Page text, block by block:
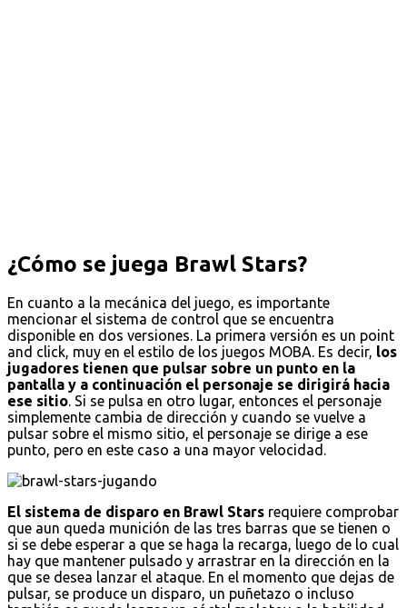
¿Cómo se juega Brawl Stars?
En cuanto a la mecánica del juego, es importante
mencionar el sistema de control que se encuentra
disponible en dos versiones. La primera versión es un point
and click, muy en el estilo de los juegos MOBA. Es decir, los
jugadores tienen que pulsar sobre un punto en la
pantalla y a continuación el personaje se dirigirá hacia
ese sitio. Si se pulsa en otro lugar, entonces el personaje
simplemente cambia de dirección y cuando se vuelve a
pulsar sobre el mismo sitio, el personaje se dirige a ese
punto, pero en este caso a una mayor velocidad.
El sistema de disparo en Brawl Stars requiere comprobar
que aun queda munición de las tres barras que se tienen o
si se debe esperar a que se haga la recarga, luego de lo cual
hay que mantener pulsado y arrastrar en la dirección en la
que se desea lanzar el ataque. En el momento que dejas de
pulsar, se produce un disparo, un puñetazo o incluso